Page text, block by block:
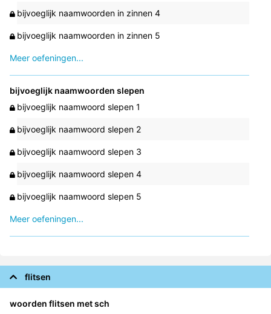
bijvoeglijk naamwoorden in zinnen 4
bijvoeglijk naamwoorden in zinnen 5
Meer oefeningen...
bijvoeglijk naamwoorden slepen
bijvoeglijk naamwoord slepen 1
bijvoeglijk naamwoord slepen 2
bijvoeglijk naamwoord slepen 3
bijvoeglijk naamwoord slepen 4
bijvoeglijk naamwoord slepen 5
Meer oefeningen...
flitsen
woorden flitsen met sch